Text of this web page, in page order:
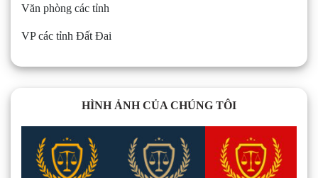
Văn phòng các tỉnh
VP các tỉnh Đất Đai
HÌNH ẢNH CỦA CHÚNG TÔI